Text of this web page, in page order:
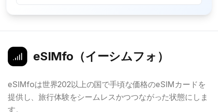
eSIMfo（イーシムフォ）
eSIMfoは世界202以上の国で手頃な価格のeSIMカードを
提供し、旅行体験をシームレスかつつながった状態にしま
す。